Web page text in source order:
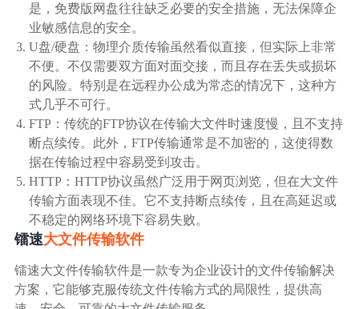
生产制造业
IT互联网行业
影视制作业
是，免费版网盘往往缺乏必要的安全措施，无法保障企
业敏感信息的安全。
U盘/硬盘：物理介质传输虽然看似直接，但实际上非常
不便。不仅需要双方面对面交接，而且存在丢失或损坏
的风险。特别是在远程办公成为常态的情况下，这种方
式几乎不可行。
FTP：传统的FTP协议在传输大文件时速度慢，且不支持
断点续传。此外，FTP传输通常是不加密的，这使得数
据在传输过程中容易受到攻击。
HTTP：HTTP协议虽然广泛用于网页浏览，但在大文件
传输方面表现不佳。它不支持断点续传，且在高延迟或
不稳定的网络环境下容易失败。
镭速大文件传输软件
镭速大文件传输软件是一款专为企业设计的文件传输解决
方案，它能够克服传统文件传输方式的局限性，提供高